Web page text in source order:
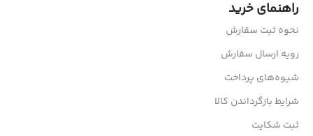
راهنمای خرید
نحوه ثبت سفارش
رویه ارسال سفارش
شیوه‌های پرداخت
شرایط بازگرداندن کالا
ثبت شکایت